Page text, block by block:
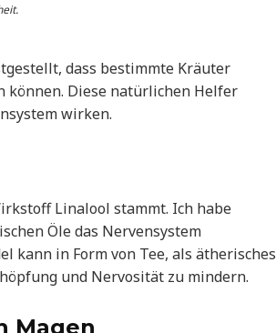
dass bestimmte Kräuter
können. Diese natürlichen Helfer
wirken.
Linalool stammt. Ich habe
Öle das Nervensystem
kann in Form von Tee, als ätherisches
und Nervosität zu mindern.
Magen